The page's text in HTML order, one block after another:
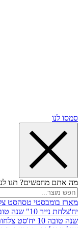
תנו לנו לעזור לכם
טסה
יח'
צלחת נייר 8"
סט צלחות שנה טובה לבן זהב